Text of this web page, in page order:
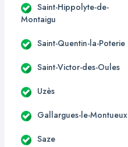
Saint-Hippolyte-de-
Montaigu
Saint-Quentin-la-Poterie
Saint-Victor-des-Oules
Uzès
Gallargues-le-Montueux
Saze